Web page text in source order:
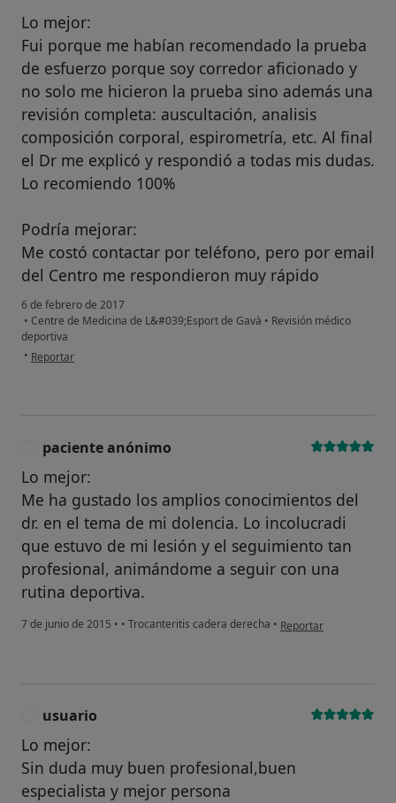
Lo mejor:
Fui porque me habían recomendado la prueba
de esfuerzo porque soy corredor aficionado y
no solo me hicieron la prueba sino además una
revisión completa: auscultación, analisis
composición corporal, espirometría, etc. Al final
el Dr me explicó y respondió a todas mis dudas.
Lo recomiendo 100%
Podría mejorar:
Me costó contactar por teléfono, pero por email
del Centro me respondieron muy rápido
6 de febrero de 2017
• Centre de Medicina de L&#039;Esport de Gavà • Revisión médico
deportiva
• en opinión del usuario Cuenta eliminada
Reportar
paciente anónimo
Lo mejor:
Me ha gustado los amplios conocimientos del
dr. en el tema de mi dolencia. Lo incolucradi
que estuvo de mi lesión y el seguimiento tan
profesional, animándome a seguir con una
rutina deportiva.
7 de junio de 2015 • • Trocanteritis cadera derecha • en opinión del usuario
Reportar
usuario
Lo mejor:
Sin duda muy buen profesional,buen
especialista y mejor persona
¿Alguna vez has usado una app
o chatbot de IA para hablar
sobre un tema emocional o
psicológico?